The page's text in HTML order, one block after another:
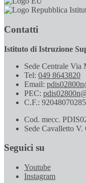
Contatti
Istituto di Istruzione
Sede Centrale Via
Tel: 049 8643820
Email:
PEC:
C.F.: 92048070285
Cod. mecc.
Sede Cavalletto
Seguici su
Youtube
Instagram